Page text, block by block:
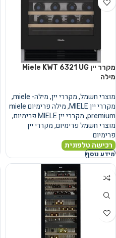
מקרר יין Miele KWT 6321 UG
מילה
מוצרי חשמל,מקררי יין,מילה- miele
,
מקררי יין MIELE
,
מילה פרימיום miele
premium
,מקררי יין MIELE פרימיום
,
מוצרי חשמל פרימיום,מקררי יין
פרימיום
רכישה טלפונית
מידע נוסף